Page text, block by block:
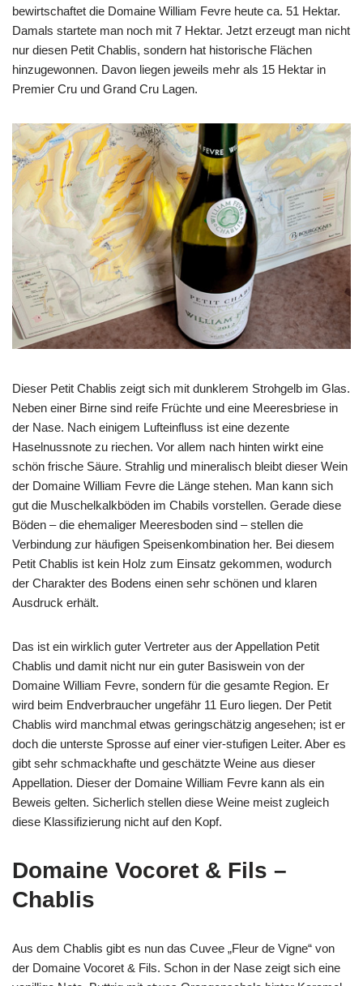
bewirtschaftet die Domaine William Fevre heute ca. 51 Hektar.
Damals startete man noch mit 7 Hektar. Jetzt erzeugt man nicht
nur diesen Petit Chablis, sondern hat historische Flächen
hinzugewonnen. Davon liegen jeweils mehr als 15 Hektar in
Premier Cru und Grand Cru Lagen.
Dieser Petit Chablis zeigt sich mit dunklerem Strohgelb im Glas.
Neben einer Birne sind reife Früchte und eine Meeresbriese in
der Nase. Nach einigem Lufteinfluss ist eine dezente
Haselnussnote zu riechen. Vor allem nach hinten wirkt eine
schön frische Säure. Strahlig und mineralisch bleibt dieser Wein
der Domaine William Fevre die Länge stehen. Man kann sich
gut die Muschelkalkböden im Chabils vorstellen. Gerade diese
Böden – die ehemaliger Meeresboden sind – stellen die
Verbindung zur häufigen Speisenkombination her. Bei diesem
Petit Chablis ist kein Holz zum Einsatz gekommen, wodurch
der Charakter des Bodens einen sehr schönen und klaren
Ausdruck erhält.
Das ist ein wirklich guter Vertreter aus der Appellation Petit
Chablis und damit nicht nur ein guter Basiswein von der
Domaine William Fevre, sondern für die gesamte Region. Er
wird beim Endverbraucher ungefähr 11 Euro liegen. Der Petit
Chablis wird manchmal etwas geringschätzig angesehen; ist er
doch die unterste Sprosse auf einer vier-stufigen Leiter. Aber es
gibt sehr schmackhafte und geschätzte Weine aus dieser
Appellation. Dieser der Domaine William Fevre kann als ein
Beweis gelten. Sicherlich stellen diese Weine meist zugleich
diese Klassifizierung nicht auf den Kopf.
Domaine Vocoret & Fils –
Chablis
Aus dem Chablis gibt es nun das Cuvee „Fleur de Vigne“ von
der Domaine Vocoret & Fils. Schon in der Nase zeigt sich eine